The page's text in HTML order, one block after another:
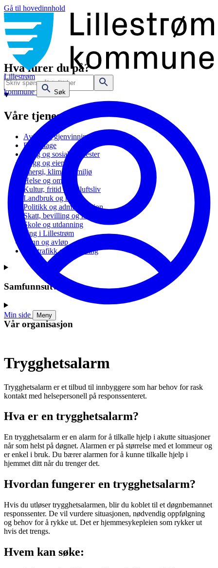
Gå til hovedinnhold
Lillestrøm
kommune
Søk
Min side Meny
Hva lurer du på?
Våre tjenester
Avfall og gjenvinning
Barnehage
Bolig og sosiale tjenester
Bygg og eiendom
Energi, klima og miljø
Helse og omsorg
Kultur, fritid og friluftsliv
Landbruk og natur
Politikk og administrasjon
Skatt, bevilling og næring
Skole og utdanning
Ung i Lillestrøm
Vann og avløp
Vei, trafikk og parkering
Samfunnsutvikling
Vår organisasjon
Trygghetsalarm
Trygghetsalarm er et tilbud til innbyggere som har behov for rask
kontakt med helsepersonell på responssenteret.
Hva er en trygghetsalarm?
En trygghetsalarm er en alarm for å tilkalle hjelp i akutte situasjoner
når som helst på døgnet. Alarmen er på størrelse med et lommeur og
er enkel i bruk. Du bærer alarmen for å kunne tilkalle hjelp i
hjemmet ditt når du trenger det.
Hvordan fungerer en trygghetsalarm?
Hvis du utløser trygghetsalarmen, blir du koblet til et døgnbemannet
responssenter. De vil vurdere situasjonen, nødvendig oppfølgning
og behov for å rykke ut. Det er hjemmesykepleien som rykker ut
hvis det trengs.
Hvem kan søke: